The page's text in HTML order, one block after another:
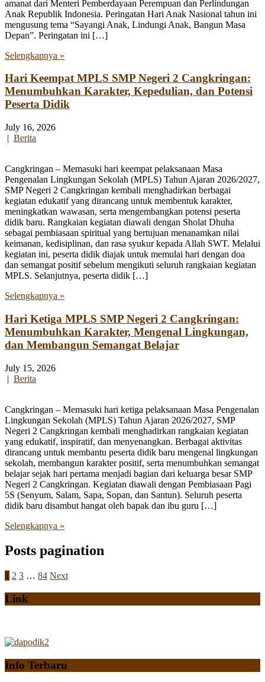
amanat dari Menteri Pemberdayaan Perempuan dan Perlindungan
Anak Republik Indonesia. Peringatan Hari Anak Nasional tahun ini
mengusung tema “Sayangi Anak, Lindungi Anak, Bangun Masa
Depan”. Peringatan ini […]
Selengkapnya »
Hari Keempat MPLS SMP Negeri 2 Cangkringan:
Menumbuhkan Karakter, Kepedulian, dan Potensi
Peserta Didik
July 16, 2026
| Berita
Cangkringan – Memasuki hari keempat pelaksanaan Masa
Pengenalan Lingkungan Sekolah (MPLS) Tahun Ajaran 2026/2027,
SMP Negeri 2 Cangkringan kembali menghadirkan berbagai
kegiatan edukatif yang dirancang untuk membentuk karakter,
meningkatkan wawasan, serta mengembangkan potensi peserta
didik baru. Rangkaian kegiatan diawali dengan Sholat Dhuha
sebagai pembiasaan spiritual yang bertujuan menanamkan nilai
keimanan, kedisiplinan, dan rasa syukur kepada Allah SWT. Melalui
kegiatan ini, peserta didik diajak untuk memulai hari dengan doa
dan semangat positif sebelum mengikuti seluruh rangkaian kegiatan
MPLS. Selanjutnya, peserta didik […]
Selengkapnya »
Hari Ketiga MPLS SMP Negeri 2 Cangkringan:
Menumbuhkan Karakter, Mengenal Lingkungan,
dan Membangun Semangat Belajar
July 15, 2026
| Berita
Cangkringan – Memasuki hari ketiga pelaksanaan Masa Pengenalan
Lingkungan Sekolah (MPLS) Tahun Ajaran 2026/2027, SMP
Negeri 2 Cangkringan kembali menghadirkan rangkaian kegiatan
yang edukatif, inspiratif, dan menyenangkan. Berbagai aktivitas
dirancang untuk membantu peserta didik baru mengenal lingkungan
sekolah, membangun karakter positif, serta menumbuhkan semangat
belajar sejak hari pertama menjadi bagian dari keluarga besar SMP
Negeri 2 Cangkringan. Kegiatan diawali dengan Pembiasaan Pagi
5S (Senyum, Salam, Sapa, Sopan, dan Santun). Seluruh peserta
didik baru disambut hangat oleh bapak dan ibu guru […]
Selengkapnya »
Posts pagination
1 2 3 … 84 Next
Link
Info Terbaru